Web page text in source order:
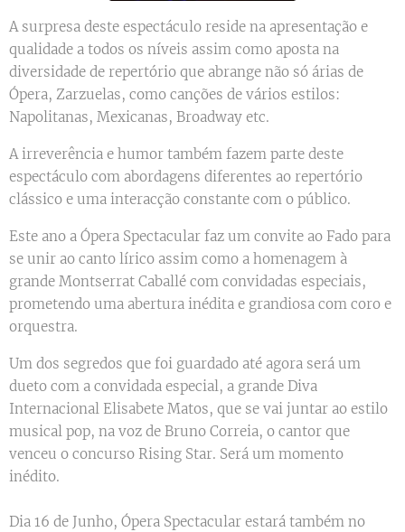
A surpresa deste espectáculo reside na apresentação e
qualidade a todos os níveis assim como aposta na
diversidade de repertório que abrange não só árias de
Ópera, Zarzuelas, como canções de vários estilos:
Napolitanas, Mexicanas, Broadway etc.
A irreverência e humor também fazem parte deste
espectáculo com abordagens diferentes ao repertório
clássico e uma interacção constante com o público.
Este ano a Ópera Spectacular faz um convite ao Fado para
se unir ao canto lírico assim como a homenagem à
grande Montserrat Caballé com convidadas especiais,
prometendo uma abertura inédita e grandiosa com coro e
orquestra.
Um dos segredos que foi guardado até agora será um
dueto com a convidada especial, a grande Diva
Internacional Elisabete Matos, que se vai juntar ao estilo
musical pop, na voz de Bruno Correia, o cantor que
venceu o concurso Rising Star. Será um momento
inédito.
Dia 16 de Junho, Ópera Spectacular estará também no